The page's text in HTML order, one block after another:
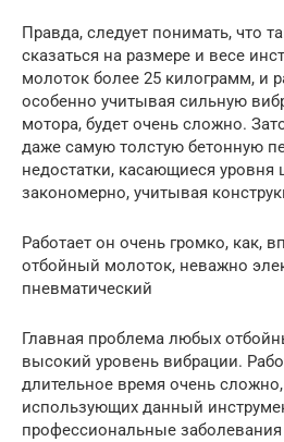
Правда, следует понимать, что
сказаться на размере и весе
молоток более 25 килограмм, и
особенно учитывая сильную
мотора, будет очень сложно.
даже самую толстую бетонную
недостатки, касающиеся
закономерно, учитывая
Работает он очень громко, как,
отбойный молоток, неважно
пневматический
Главная проблема любых
высокий уровень вибрации.
длительное время очень
использующих данный
профессиональные